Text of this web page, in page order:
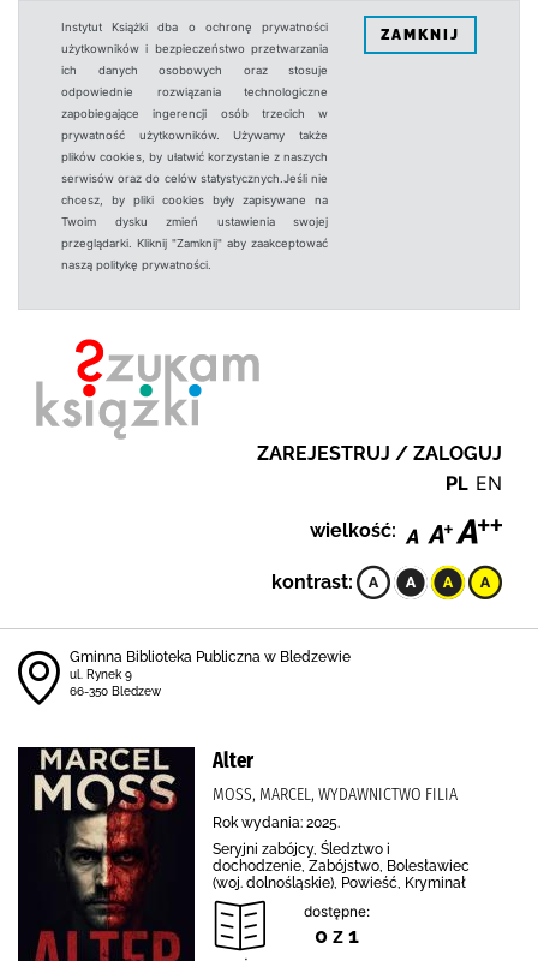
Instytut Książki dba o ochronę prywatności
użytkowników i bezpieczeństwo przetwarzania
ich danych osobowych oraz stosuje
odpowiednie rozwiązania technologiczne
zapobiegające ingerencji osób trzecich w
prywatność użytkowników. Używamy także
plików cookies, by ułatwić korzystanie z naszych
serwisów oraz do celów statystycznych.Jeśli nie
chcesz, by pliki cookies były zapisywane na
Twoim dysku zmień ustawienia swojej
przeglądarki. Kliknij "Zamknij" aby zaakceptować
naszą politykę prywatności.
ZAMKNIJ
ZAREJESTRUJ / ZALOGUJ
PL EN
wielkość:
kontrast:
Gminna Biblioteka Publiczna w Bledzewie
ul. Rynek 9
66-350 Bledzew
Alter
MOSS, MARCEL, WYDAWNICTWO FILIA
Rok wydania: 2025.
Seryjni zabójcy, Śledztwo i
dochodzenie, Zabójstwo, Bolesławiec
(woj. dolnośląskie), Powieść, Kryminał
dostępne:
0 z 1